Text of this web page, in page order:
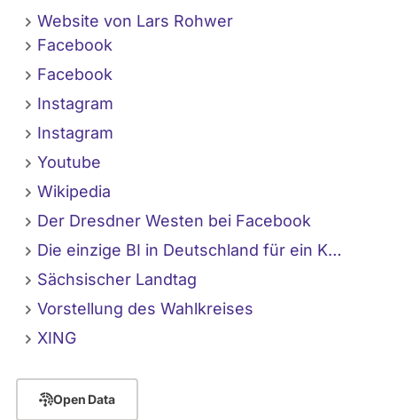
Website von Lars Rohwer
Facebook
Facebook
Instagram
Instagram
Youtube
Wikipedia
Der Dresdner Westen bei Facebook
Die einzige BI in Deutschland für ein K…
Sächsischer Landtag
Vorstellung des Wahlkreises
XING
Open Data